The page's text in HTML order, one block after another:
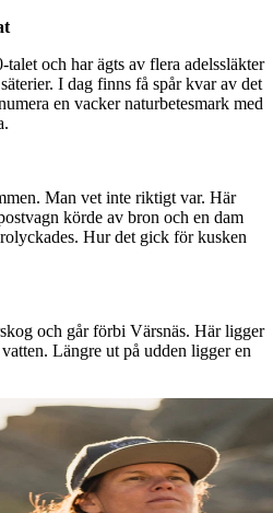
och har ägts av flera adelssläkter
I dag finns få spår kvar av det
en vacker naturbetesmark med
Man vet inte riktigt var. Här
körde av bron och en dam
Hur det gick för kusken
och går förbi Värsnäs. Här ligger
Längre ut på udden ligger en